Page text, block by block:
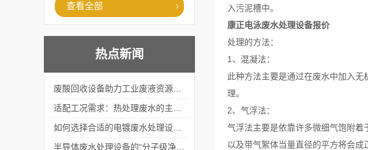
查看全部
热点新闻
入污泥槽中。
康正电泳废水处理设备报价
处理的方法：
1、混凝法：
此种方法主要是通过在废水中加入
理。
2、气浮法：
气浮法主要是依靠许多微细气饱附
以及带气絮体当量直径的平方将会